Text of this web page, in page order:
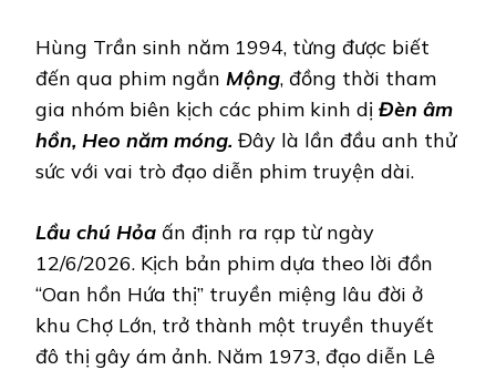
Hùng Trần sinh năm 1994, từng được biết
đến qua phim ngắn Mộng, đồng thời tham
gia nhóm biên kịch các phim kinh dị Đèn âm
hồn, Heo năm móng. Đây là lần đầu anh thử
sức với vai trò đạo diễn phim truyện dài.
Lầu chú Hỏa ấn định ra rạp từ ngày
12/6/2026. Kịch bản phim dựa theo lời đồn
“Oan hồn Hứa thị” truyền miệng lâu đời ở
khu Chợ Lớn, trở thành một truyền thuyết
đô thị gây ám ảnh. Năm 1973, đạo diễn Lê